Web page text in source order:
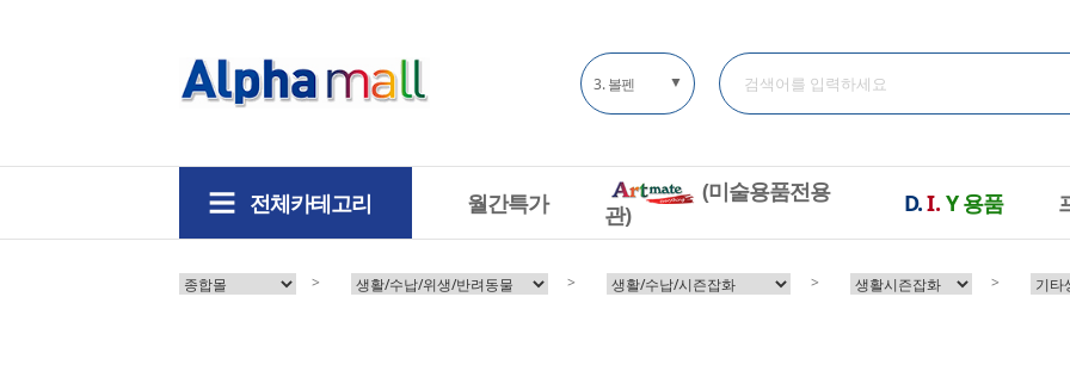
4. 자석 ▼
전체카테고리 월간특가
(미술용품전용
관)
D.I. Y용품
> > > >